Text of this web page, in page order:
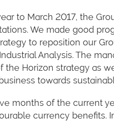
to March 2017, the
We made good
to reposition our
Analysis. The
the Horizon strategy as
towards
months of the current
currency benefits.